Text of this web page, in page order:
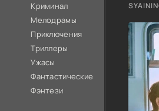
Криминал
Мелодрамы
Приключения
Триллеры
Ужасы
Фантастические
Фэнтези